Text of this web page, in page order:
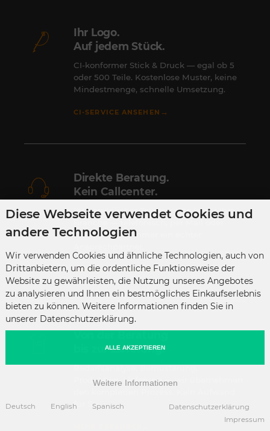
Ihr Logo.
Auf jedem Stück.
CI-konformer Stick & Druck — egal ob 5
oder 500 Teile. Kostenlose Muster, keine
Mindestmenge, schnelle Umsetzung.
CI-SERVICE ANSEHEN →
Direkte Beratung.
Kein Callcenter.
Ihr persönlicher Textilexperte kennt Ihre
direkt vor Ort. Immer ein echter
BERATUNG ANFRAGEN→
Von der Beratung
bis zur Lieferung.
Bedarfsanalyse, Bemusterung,
Produktion, Lieferung — wir übernehmen
für Sie.
Diese Webseite verwendet Cookies und
andere Technologien
Wir verwenden Cookies und ähnliche Technologien, auch von
Drittanbietern, um die ordentliche Funktionsweise der
Website zu gewährleisten, die Nutzung unseres Angebotes
zu analysieren und Ihnen ein bestmögliches Einkaufserlebnis
bieten zu können. Weitere Informationen finden Sie in
unserer Datenschutzerklärung.
ALLE AKZEPTIEREN
Weitere Informationen
Deutsch English Spanisch
Datenschutzerklärung
Impressum